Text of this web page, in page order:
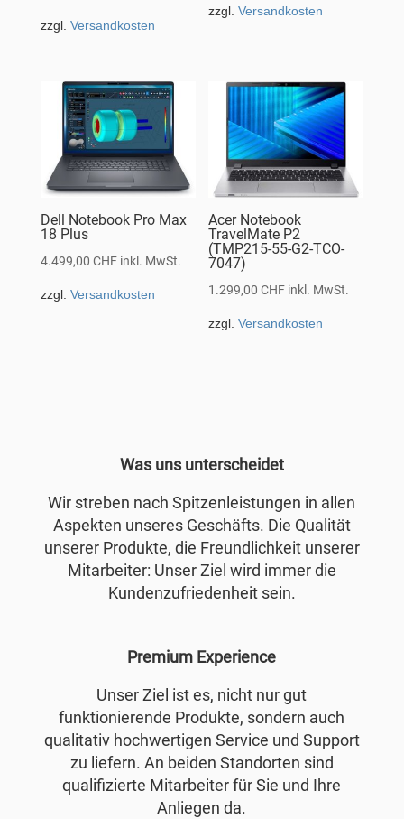
zzgl. Versandkosten
zzgl.Versandkosten
Dell Notebook Pro Max
18 Plus
4.499,00 CHF inkl. MwSt.
zzgl. Versandkosten
Acer Notebook
TravelMate P2
(TMP215-55-G2-TCO-
7047)
1.299,00CHF inkl. MwSt.
zzgl.Versandkosten
Was uns unterscheidet
Wir streben nach Spitzenleistungen in allen
Aspekten unseres Geschäfts. Die Qualität
unserer Produkte, die Freundlichkeit unserer
Mitarbeiter: Unser Ziel wird immer die
Kundenzufriedenheit sein.
Premium Experience
Unser Ziel ist es, nicht nur gut
funktionierende Produkte, sondern auch
qualitativ hochwertigen Service und Support
zu liefern. An beiden Standorten sind
qualifizierte Mitarbeiter für Sie und Ihre
Anliegen da.